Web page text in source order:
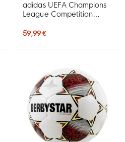
adidas UEFA Champions
League Competition
2026 Blanc Rose
59,99 €